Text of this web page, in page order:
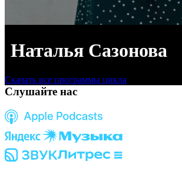
Наталья Сазонова
Скачать все программы цикла
Слушайте нас